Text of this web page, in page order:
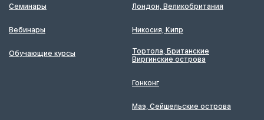
Семинары
Вебинары
Обучающие курсы
Лондон, Великобритания
Никосия, Кипр
Тортола, Британские
Виргинские острова
Гонконг
Маэ, Сейшельские острова